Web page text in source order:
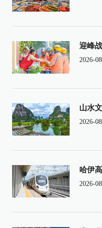
迎峰
2026-
山水
2026-
哈伊
2026-